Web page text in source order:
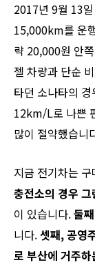
2017년 9월 13
15,000km를 운
략 20,000원 안
젤 차량과 단순
타던 소나타의
12km/L로 나쁜
많이 절약했습니
지금 전기차는
충전소의 경우 그
이 있습니다.둘째
니다.셋째, 공영
로 부산에 거주하